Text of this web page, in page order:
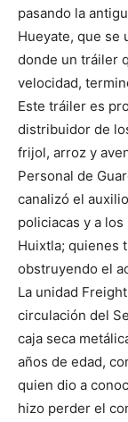
pasando la
Hueyate, que se
donde un tráiler
velocidad,
Este tráiler es
distribuidor de
frijol, arroz y
Personal de
canalizó el
policiacas y a
Huixtla; quienes
obstruyendo el
La unidad
circulación del
caja seca
años de edad,
quien dio a
hizo perder el